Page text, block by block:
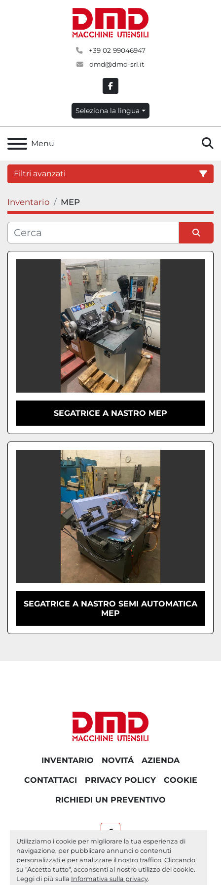
Utilizziamo i cookie per migliorare la tua esperienza di
navigazione, per pubblicare annunci o contenuti
personalizzati e per analizzare il nostro traffico. Cliccando
su "Accetta tutto", acconsenti al nostro utilizzo dei cookie.
Leggi di più sulla Informativa sulla privacy.
+39 02 99046947
dmd@dmd-srl.it
facebook
Seleziona la lingua
Menu
Filtri avanzati
Categoria
Condizione
Inventario MEP
Ordina per
SEGATRICE A NASTRO MEP
SEGATRICE A NASTRO SEMI AUTOMATICA
MEP
INVENTARIO NOVITÁ AZIENDA
CONTATTACI PRIVACY POLICY COOKIE
RICHIEDI UN PREVENTIVO
facebook
Machinio Systemsito web diMachinio
Personalizza le preferenze sui Cookies